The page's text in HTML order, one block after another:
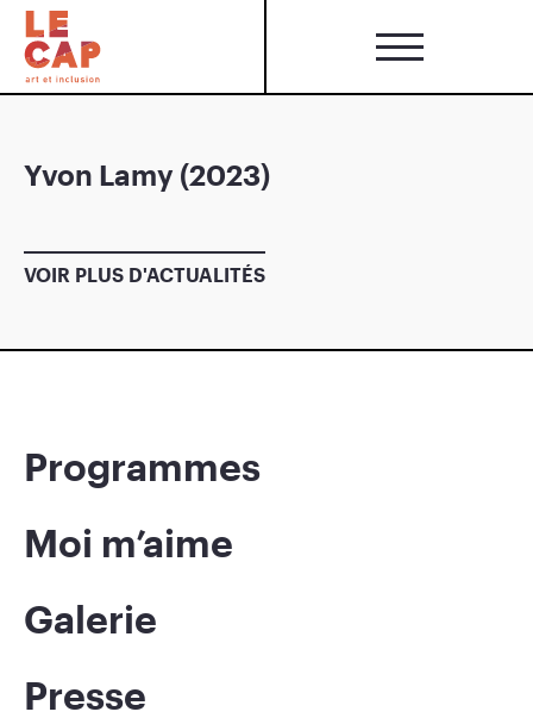
Yvon Lamy (2023)
VOIR PLUS D'ACTUALITÉS
Programmes
Moi m’aime
Galerie
Presse